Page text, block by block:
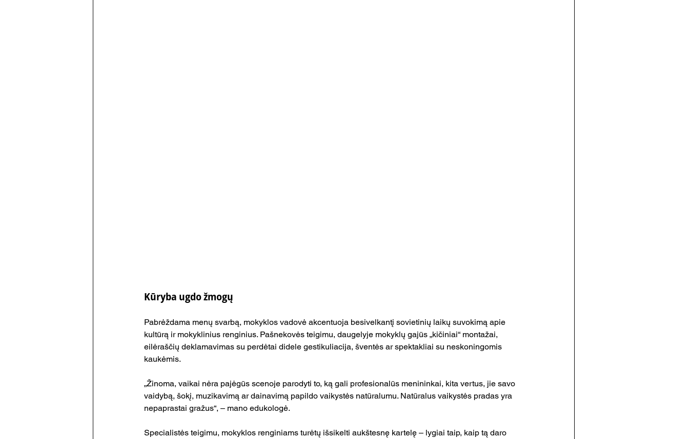
Kūryba ugdo žmogų
Pabrėždama menų svarbą, mokyklos vadovė akcentuoja besivelkantį sovietinių laikų suvokimą apie
kultūrą ir mokyklinius renginius. Pašnekovės teigimu, daugelyje mokyklų gajūs „kičiniai“ montažai,
eilėraščių deklamavimas su perdėtai didele gestikuliacija, šventės ar spektakliai su neskoningomis
kaukėmis.
„Žinoma, vaikai nėra pajėgūs scenoje parodyti to, ką gali profesionalūs menininkai, kita vertus, jie savo
vaidybą, šokį, muzikavimą ar dainavimą papildo vaikystės natūralumu. Natūralus vaikystės pradas yra
nepaprastai gražus“, – mano edukologė.
Specialistės teigimu, mokyklos renginiams turėtų išsikelti aukštesnę kartelę – lygiai taip, kaip tą daro